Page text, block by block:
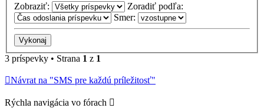
Zobraziť:
Zoradiť podľa:
Smer:
3 príspevky • Strana 1 z 1
Návrat na "SMS pre každú príležitosť"
Rýchla navigácia vo fórach